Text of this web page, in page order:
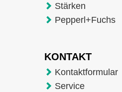
Stärken
Pepperl+Fuchs
KONTAKT
Kontaktformular
Service